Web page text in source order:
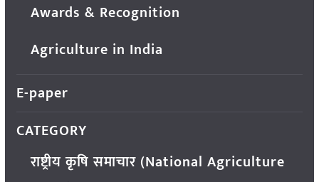
Awards & Recognition
Agriculture in India
E-paper
CATEGORY
राष्ट्रीय कृषि समाचार (National Agriculture